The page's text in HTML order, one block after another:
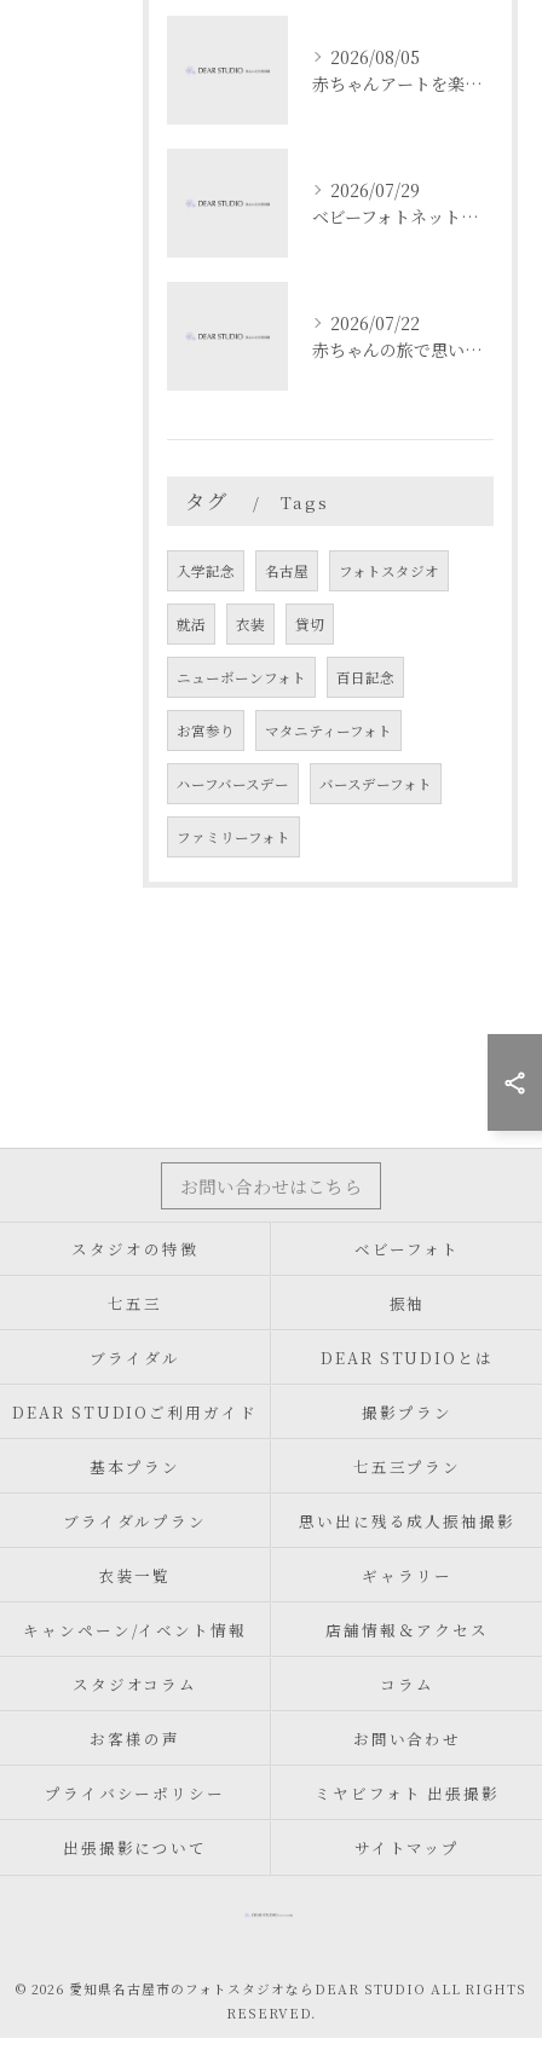
2026/08/05
赤ちゃんアートを楽しむ愛知県名古屋市瀬戸市でベビーフォト体験ガイド
2026/07/29
ベビーフォトネットで成長記録と安全を両立する撮影と共有のコツ
2026/07/22
赤ちゃんの旅で思い出作り愛知県名古屋市春日井市でベビーフォト映えスポットを満喫するコツ
タグ Tags
入学記念 名古屋 フォトスタジオ
就活 衣装 貸切
ニューボーンフォト 百日記念
お宮参り マタニティーフォト
ハーフバースデー バースデーフォト
ファミリーフォト
お問い合わせはこちら
スタジオの特徴 ベビーフォト
七五三 振袖
ブライダル DEAR STUDIOとは
DEAR STUDIOご利用ガイド 撮影プラン
基本プラン 七五三プラン
ブライダルプラン 思い出に残る成人振袖撮影
衣装一覧 ギャラリー
キャンペーン/イベント情報 店舗情報＆アクセス
スタジオコラム コラム
お客様の声 お問い合わせ
プライバシーポリシー ミヤビフォト 出張撮影
出張撮影について サイトマップ
© 2026 愛知県名古屋市のフォトスタジオならDEAR STUDIO ALL RIGHTS
RESERVED.